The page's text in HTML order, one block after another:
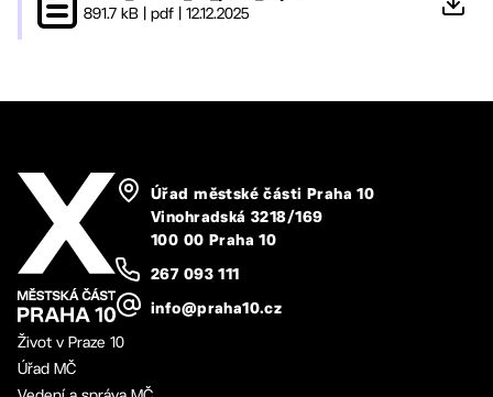
891.7 kB pdf 12.12.2025
Úřad městské části Praha 10
Vinohradská 3218/169
100 00 Praha 10
267 093 111
info@praha10.cz
Život v Praze 10
Úřad MČ